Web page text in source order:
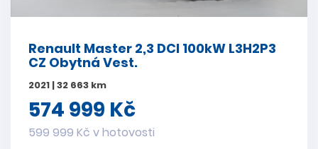
Renault Master 2,3 DCI 100kW L3H2P3
CZ Obytná Vest.
2021 | 32 663 km
574 999 Kč
599 999 Kč v hotovosti